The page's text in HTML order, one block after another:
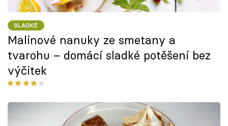
SLADKÉ
Malinové nanuky ze smetany a
tvarohu – domácí sladké potěšení bez
výčitek